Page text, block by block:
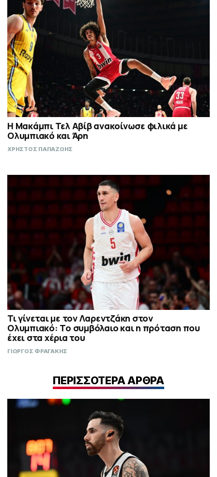
Η Μακάμπι Τελ Αβίβ ανακοίνωσε φιλικά με
Ολυμπιακό και Άρη
ΧΡΗΣΤΟΣ ΠΑΠΑΖΩΗΣ
Τι γίνεται με τον Λαρεντζάκη στον
Ολυμπιακό: Το συμβόλαιο και η πρόταση που
έχει στα χέρια του
ΓΙΩΡΓΟΣ ΦΡΑΓΑΚΗΣ
ΠΕΡΙΣΣΟΤΕΡΑ ΑΡΘΡΑ